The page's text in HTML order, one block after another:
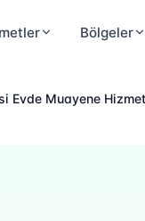
Bölgeler
Muayene